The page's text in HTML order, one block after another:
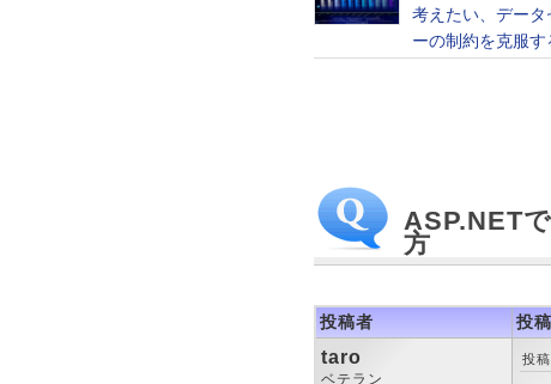
ASP.NET
方
投稿者 投
taro
ベテラン
投